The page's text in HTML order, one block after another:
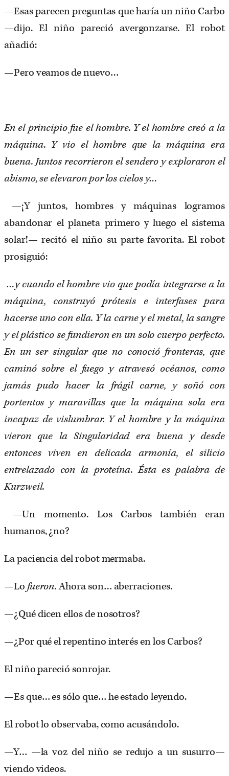
—Esas parecen preguntas que haría un niño Carbo
—dijo. El niño pareció avergonzarse. El robot
añadió:
—Pero veamos de nuevo…
En el principio fue el hombre. Y el hombre creó a la
máquina. Y vio el hombre que la máquina era
buena. Juntos recorrieron el sendero y exploraron el
abismo, se elevaron por los cielos y…
—¡Y juntos, hombres y máquinas logramos
abandonar el planeta primero y luego el sistema
solar!— recitó el niño su parte favorita. El robot
prosiguió:
…y cuando el hombre vio que podía integrarse a la
máquina, construyó prótesis e interfases para
hacerse uno con ella. Y la carne y el metal, la sangre
y el plástico se fundieron en un solo cuerpo perfecto.
En un ser singular que no conoció fronteras, que
caminó sobre el fuego y atravesó océanos, como
jamás pudo hacer la frágil carne, y soñó con
portentos y maravillas que la máquina sola era
incapaz de vislumbrar. Y el hombre y la máquina
vieron que la Singularidad era buena y desde
entonces viven en delicada armonía, el silicio
entrelazado con la proteína. Ésta es palabra de
Kurzweil.
—Un momento. Los Carbos también eran
humanos, ¿no?
La paciencia del robot mermaba.
—Lofueron.Ahora son… aberraciones.
—¿Qué dicen ellos de nosotros?
—¿Por qué el repentino interés en los Carbos?
El niño pareció sonrojar.
—Es que… es sólo que… he estado leyendo.
El robot lo observaba, como acusándolo.
—Y… —la voz del niño se redujo a un susurro—
viendo videos.